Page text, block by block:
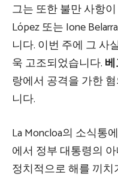
그는 또한 불만 사항
López 또는 Ione
니다. 이번 주에 그 사
욱 고조되었습니다.
랑에서 공격을 가한
니다.
La Moncloa의 소식통
에서 정부 대통령의
정치적으로 해를 끼